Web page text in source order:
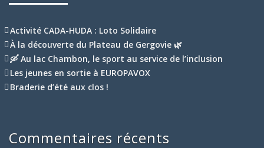
Activité CADA-HUDA : Loto Solidaire
À la découverte du Plateau de Gergovie 🌿
🛶 Au lac Chambon, le sport au service de l’inclusion
Les jeunes en sortie à EUROPAVOX
Braderie d’été aux clos !
Commentaires récents